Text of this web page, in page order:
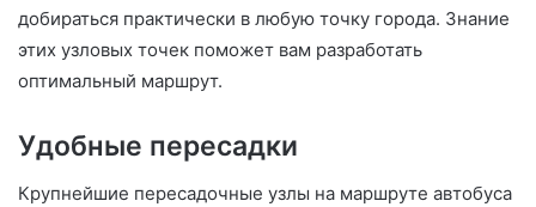
добираться практически в любую точку города. Знание
этих узловых точек поможет вам разработать
оптимальный маршрут.
Удобные пересадки
Крупнейшие пересадочные узлы на маршруте автобуса